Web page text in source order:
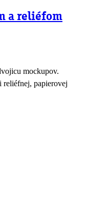
a reliéfom
mockupov.
reliéfnej, papierovej